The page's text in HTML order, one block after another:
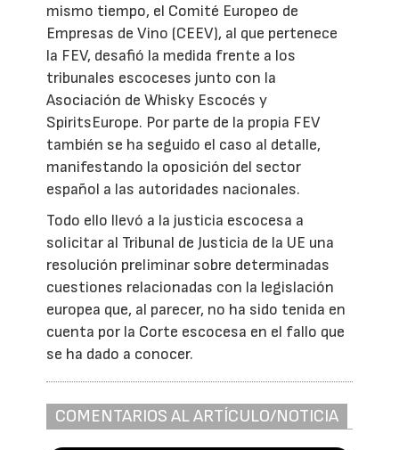
mismo tiempo, el Comité Europeo de
Empresas de Vino (CEEV), al que pertenece
la FEV, desafió la medida frente a los
tribunales escoceses junto con la
Asociación de Whisky Escocés y
SpiritsEurope. Por parte de la propia FEV
también se ha seguido el caso al detalle,
manifestando la oposición del sector
español a las autoridades nacionales.
Todo ello llevó a la justicia escocesa a
solicitar al Tribunal de Justicia de la UE una
resolución preliminar sobre determinadas
cuestiones relacionadas con la legislación
europea que, al parecer, no ha sido tenida en
cuenta por la Corte escocesa en el fallo que
se ha dado a conocer.
COMENTARIOS AL ARTÍCULO/NOTICIA